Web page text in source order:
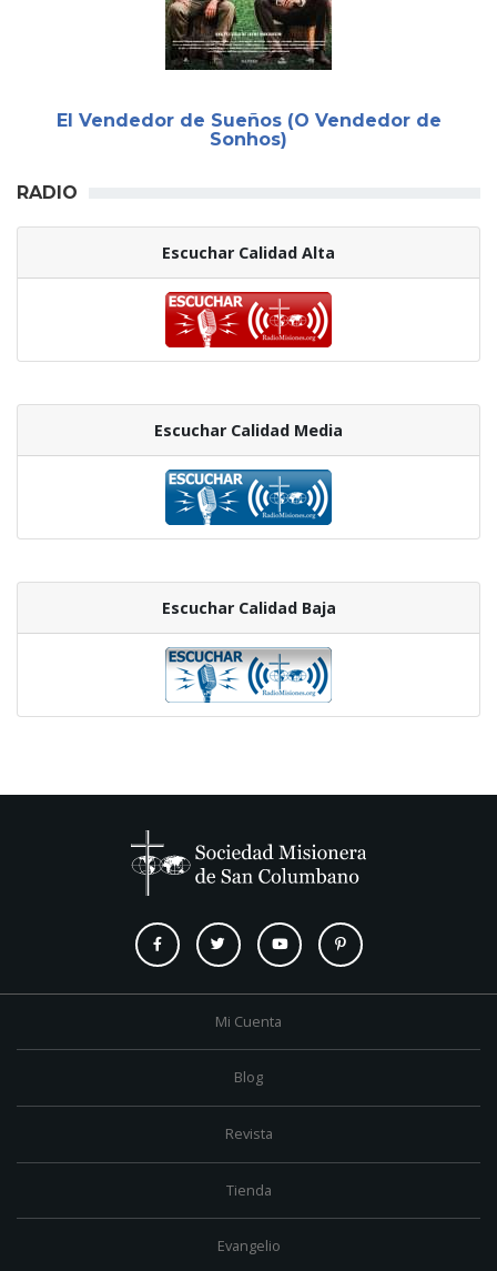
El Vendedor de Sueños (O Vendedor de
Sonhos)
RADIO
Escuchar Calidad Alta
Escuchar Calidad Media
Escuchar Calidad Baja
Mi Cuenta
Blog
Revista
Tienda
Evangelio